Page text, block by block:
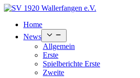
Skip
contentHome
News
menu
Allgemein
Erste
Spielberichte Erste
Zweite